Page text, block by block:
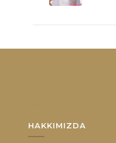
HAKKIMIZDA